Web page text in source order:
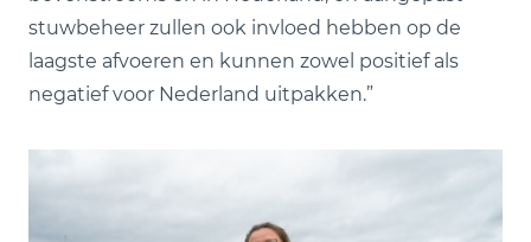
stuwbeheer zullen ook invloed hebben op de
laagste afvoeren en kunnen zowel positief als
negatief voor Nederland uitpakken.”